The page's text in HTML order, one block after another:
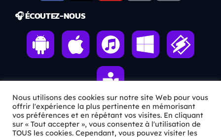
🎧 ÉCOUTEZ-NOUS
ℹ️ INFOS PRATIQUES
Nous utilisons des cookies sur notre site Web pour vous
offrir l'expérience la plus pertinente en mémorisant
vos préférences et en répétant vos visites. En cliquant
sur « Tout accepter », vous consentez à l'utilisation de
TOUS les cookies. Cependant, vous pouvez visiter les